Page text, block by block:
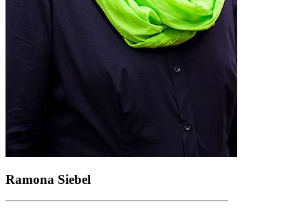
Ramona Siebel